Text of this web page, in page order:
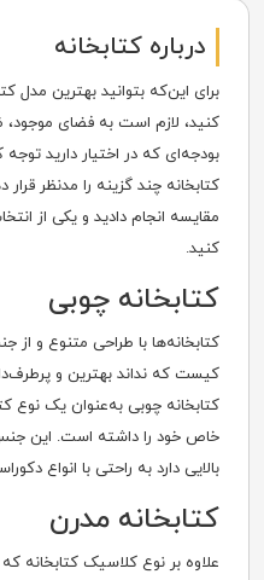
درباره کتابخانه
برای این‌که بتوانید بهترین مدل
کنید، لازم است به فضای
بودجه‌ای که در اختیار دارید
کتابخانه چند گزینه را مدنظر
مقایسه انجام دادید و یکی از
کنید.
کتابخانه چوبی
کتابخانه‌ها با طراحی متنوع و
کیست که نداند بهترین و
کتابخانه چوبی به‌عنوان یک نوع
خاص خود را داشته است. این جنس
بالایی دارد به راحتی با انواع
کتابخانه مدرن
علاوه بر نوع کلاسیک کتابخانه